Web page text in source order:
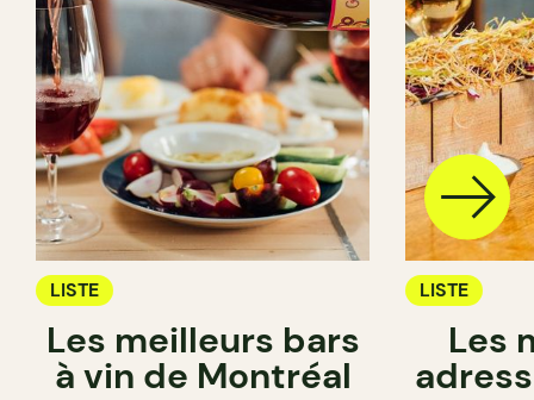
LISTE
Les meilleurs bars
à vin de Montréal
LISTE
Les